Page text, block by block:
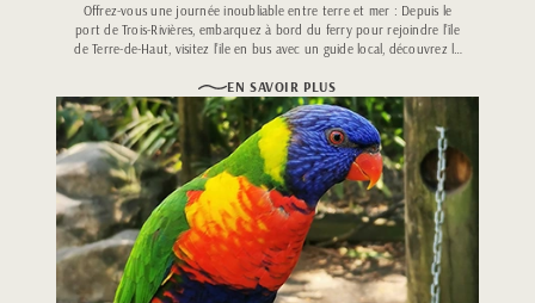
Offrez-vous une journée inoubliable entre terre et mer : Depuis le
port de Trois-Rivières, embarquez à bord du ferry pour rejoindre l’île
de Terre-de-Haut, visitez l’ile en bus avec un guide local, découvrez le
EN SAVOIR PLUS